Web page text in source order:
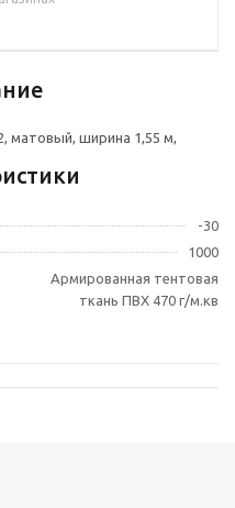
матовый, ширина 1,55 м,
-30
1000
Армированная тентовая
ткань ПВХ 470 г/м.кв